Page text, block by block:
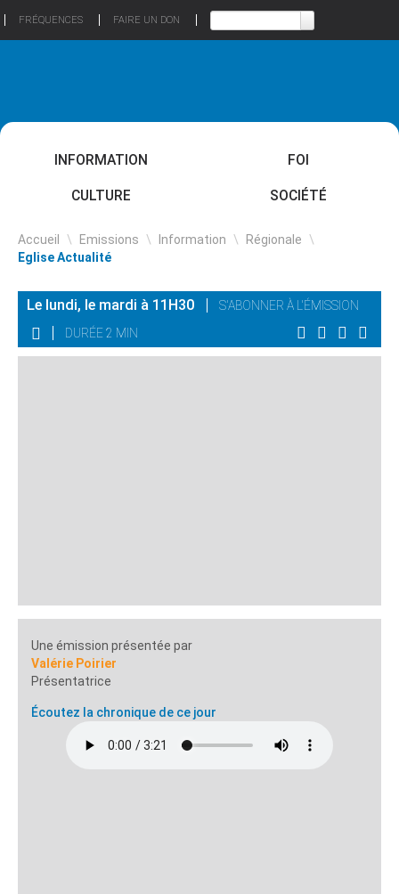
FRÉQUENCES FAIRE UN DON
INFORMATION FOI
CULTURE SOCIÉTÉ
Accueil \ Emissions \ Information \ Régionale \
Eglise Actualité
Le lundi, le mardi à 11H30
S'ABONNER À L'ÉMISSION
DURÉE 2 MIN
Une émission présentée par
Valérie Poirier
Présentatrice
Écoutez la chronique de ce jour